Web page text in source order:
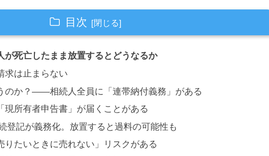
目次
が死亡したまま放置するとどうなるか
求は止まらない
のか？——相続人全員に「連帯納付義務」がある
現所有者申告書」が届くことがある
登記が義務化。放置すると過料の可能性も
りたいときに売れない」リスクがある